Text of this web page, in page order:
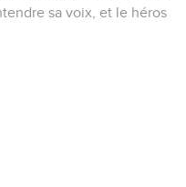
sa voix, et le héros